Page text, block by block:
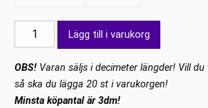
Paljettyg
Flerfärg
med
vågor
mängd
Lägg till i varukorg
OBS! Varan säljs i decimeter längder! Vill du
så ska du lägga 20 st i varukorgen!
Minsta köpantal är 3dm!